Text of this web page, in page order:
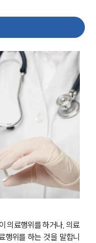
의료행위를 하거나, 의료
행위를 하는 것을 말합니